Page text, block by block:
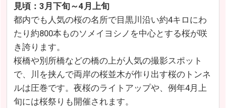
見頃：3月下旬～4月上旬
都内でも人気の桜の名所で目黒川沿い約4キロにわ
たり約800本ものソメイヨシノを中心とする桜が咲
き誇ります。
桜橋や別所橋などの橋の上が人気の撮影スポット
で、川を挟んで両岸の桜並木が作り出す桜のトンネ
ルは圧巻です。夜桜のライトアップや、例年4月上
旬には桜祭りも開催されます。